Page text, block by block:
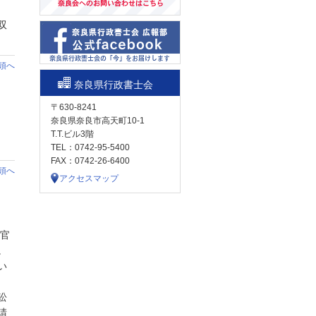
へ
へ
奈良県行政書士会
〒630-8241
奈良県奈良市高天町10-1
T.T.ビル3階
TEL：0742-95-5400
FAX：0742-26-6400
アクセスマップ